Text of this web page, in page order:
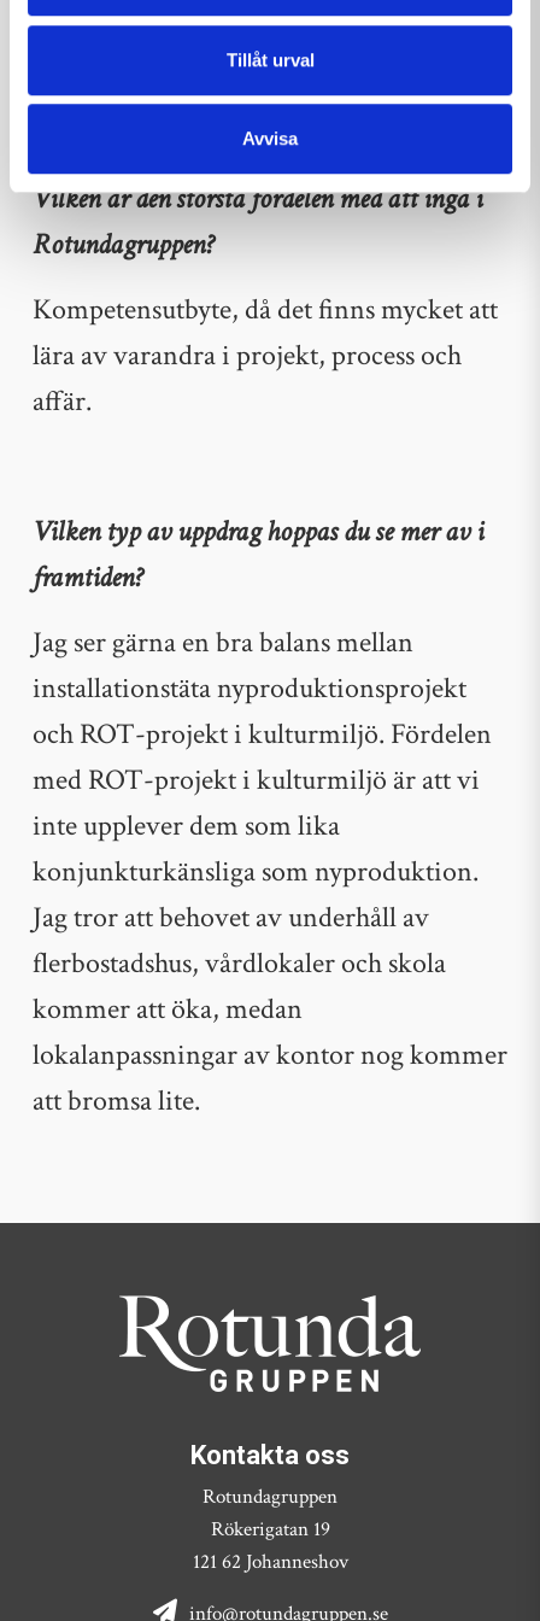
Tillåt urval
Avvisa
projekt nu som vi inte gjort tidigare,
vilket känns spännande.
Vilken är den största fördelen med att ingå i
Rotundagruppen?
Kompetensutbyte, då det finns mycket att
lära av varandra i projekt, process och
affär.
Vilken typ av uppdrag hoppas du se mer av i
framtiden?
Jag ser gärna en bra balans mellan
installationstäta nyproduktionsprojekt
och ROT-projekt i kulturmiljö. Fördelen
med ROT-projekt i kulturmiljö är att vi
inte upplever dem som lika
konjunkturkänsliga som nyproduktion.
Jag tror att behovet av underhåll av
flerbostadshus, vårdlokaler och skola
kommer att öka, medan
lokalanpassningar av kontor nog kommer
att bromsa lite.
Kontakta oss
Rotundagruppen
Rökerigatan 19
121 62 Johanneshov
info@rotundagruppen.se